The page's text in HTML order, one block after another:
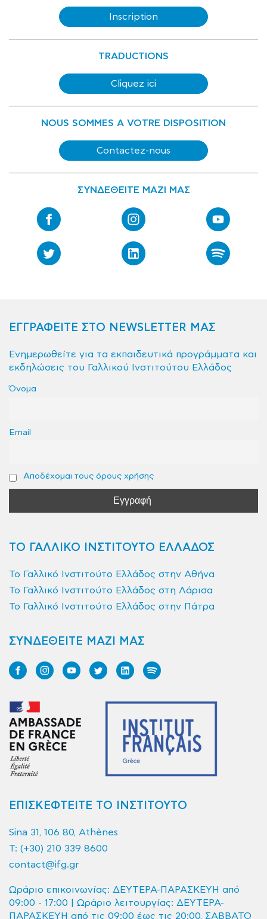
Inscription
TRADUCTIONS
Cliquez ici
NOUS SOMMES A VOTRE DISPOSITION
Contactez-nous
ΣΥΝΔΕΘΕΙΤΕ ΜΑΖΙ ΜΑΣ
ΕΓΓΡΑΦΕΙΤΕ ΣΤΟ NEWSLETTER ΜΑΣ
Ενημερωθείτε για τα εκπαιδευτικά προγράμματα και
εκδηλώσεις του Γαλλικού Ινστιτούτου Ελλάδος
Όνομα
Email
Αποδέχομαι τους όρους χρήσης
ΤΟ ΓΑΛΛΙΚΟ ΙΝΣΤΙΤΟΥΤΟ ΕΛΛΑΔΟΣ
Το Γαλλικό Ινστιτούτο Ελλάδος στην Αθήνα
Το Γαλλικό Ινστιτούτο Ελλάδος στη Λάρισα
Το Γαλλικό Ινστιτούτο Ελλάδος στην Πάτρα
ΣΥΝΔΕΘΕΙΤΕ ΜΑΖΙ ΜΑΣ
ΕΠΙΣΚΕΦΤΕΙΤΕ ΤΟ ΙΝΣΤΙΤΟΥΤΟ
Sina 31, 106 80, Athènes
T: (+30) 210 339 8600
contact@ifg.gr
Ωράριο επικοινωνίας: ΔΕΥΤΕΡΑ-ΠΑΡΑΣΚΕΥΗ από
09:00 - 17:00 | Ωράριο λειτουργίας: ΔΕΥΤΕΡΑ-
ΠΑΡΑΣΚΕΥΗ από τις 09:00 έως τις 20:00, ΣΑΒΒΑΤΟ